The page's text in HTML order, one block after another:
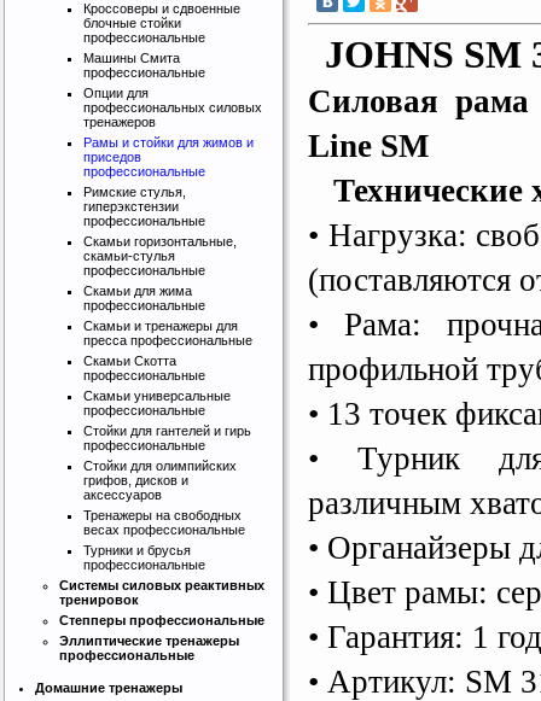
JOHNS SM
Силовая
Line SM
Технические
• Нагрузка:
(поставляются
• Рама:
профильной
• 13 точек
• Турник
различным
• Органайзеры
• Цвет рамы:
• Гарантия: 1 год
• Артикул: SM
Кроссоверы и сдвоенные
блочные стойки
профессиональные
Машины Смита
профессиональные
Опции для
профессиональных силовых
тренажеров
Рамы и стойки для жимов и
приседов
профессиональные
Римские стулья,
гиперэкстензии
профессиональные
Скамьи горизонтальные,
скамьи-стулья
профессиональные
Скамьи для жима
профессиональные
Скамьи и тренажеры для
пресса профессиональные
Скамьи Скотта
профессиональные
Скамьи универсальные
профессиональные
Стойки для гантелей и гирь
профессиональные
Стойки для олимпийских
грифов, дисков и
аксессуаров
Тренажеры на свободных
весах профессиональные
Турники и брусья
профессиональные
Системы силовых реактивных
тренировок
Степперы профессиональные
Эллиптические тренажеры
профессиональные
Домашние тренажеры